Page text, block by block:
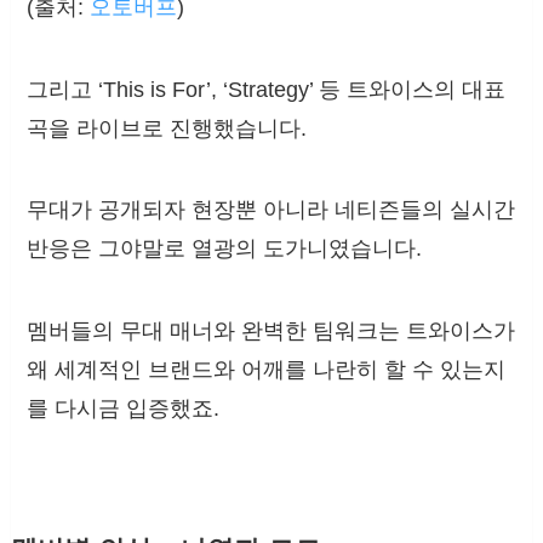
(출처: 오토버프)
그리고 ‘This is For’, ‘Strategy’ 등 트와이스의 대표
곡을 라이브로 진행했습니다.
무대가 공개되자 현장뿐 아니라 네티즌들의 실시간
반응은 그야말로 열광의 도가니였습니다.
멤버들의 무대 매너와 완벽한 팀워크는 트와이스가
왜 세계적인 브랜드와 어깨를 나란히 할 수 있는지
를 다시금 입증했죠.